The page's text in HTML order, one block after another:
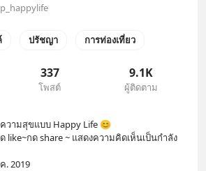
ปรัชญา การท่องเที่ยว
337
โพสต์
9.1K
ผู้ติดตาม
วามสุขแบบ Happy Life 😊
like~กด share ~ แสดงความคิดเห็นเป็นกำลัง
. 2019